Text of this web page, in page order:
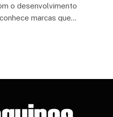
o desenvolvimento
marcas que…